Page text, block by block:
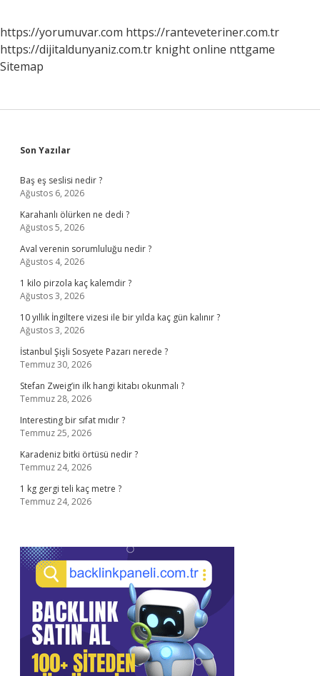
https://yorumuvar.com https://ranteveteriner.com.tr
https://dijitaldunyaniz.com.tr knight online nttgame
Sitemap
Sidebar
Son Yazılar
Baş eş seslisi nedir ?
Ağustos 6, 2026
Karahanlı ölürken ne dedi ?
Ağustos 5, 2026
Aval verenin sorumluluğu nedir ?
Ağustos 4, 2026
1 kilo pirzola kaç kalemdir ?
Ağustos 3, 2026
10 yıllık İngiltere vizesi ile bir yılda kaç gün kalınır ?
Ağustos 3, 2026
İstanbul Şişli Sosyete Pazarı nerede ?
Temmuz 30, 2026
Stefan Zweig’in ilk hangi kitabı okunmalı ?
Temmuz 28, 2026
Interesting bir sıfat mıdır ?
Temmuz 25, 2026
Karadeniz bitki örtüsü nedir ?
Temmuz 24, 2026
1 kg gergi teli kaç metre ?
Temmuz 24, 2026